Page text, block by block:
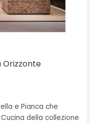
Orizzonte
e Pianca che
della collezione